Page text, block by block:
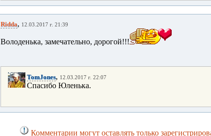
Ridda, 12.03.2017 г. 21:39
Володенька, замечательно, дорогой!!!
TomJones, 12.03.2017 г. 22:07
Спасибо Юленька.
Комментарии могут оставлять только